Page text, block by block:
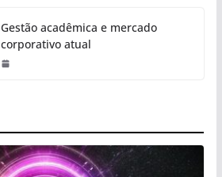
Gestão acadêmica e mercado
corporativo atual